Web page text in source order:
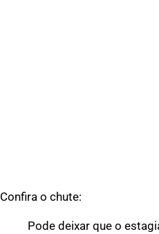
Confira o chute:
Pode deixar que o